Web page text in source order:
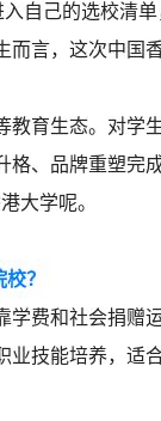
自己的选校清
言，这次中国
育生态。对学
、品牌重塑完
大学呢。
？
费和社会捐赠
技能培养，适